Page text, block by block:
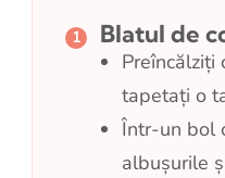
Blatul de
Preîncălziți
tapetați o
Într-un bol
albușurile